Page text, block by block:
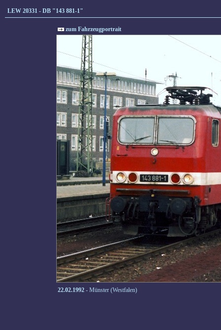
LEW 20331 - DB "143 881-1"
zum Fahrzeugportrait
22.02.1992 - Münster (Westfalen)